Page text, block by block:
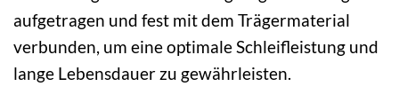
aufgetragen und fest mit dem Trägermaterial
verbunden, um eine optimale Schleifleistung und
lange Lebensdauer zu gewährleisten.